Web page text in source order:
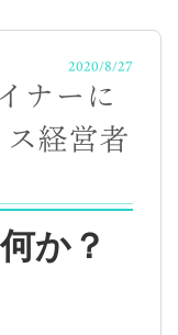
2020/8/27
ナーに
経営者
か？